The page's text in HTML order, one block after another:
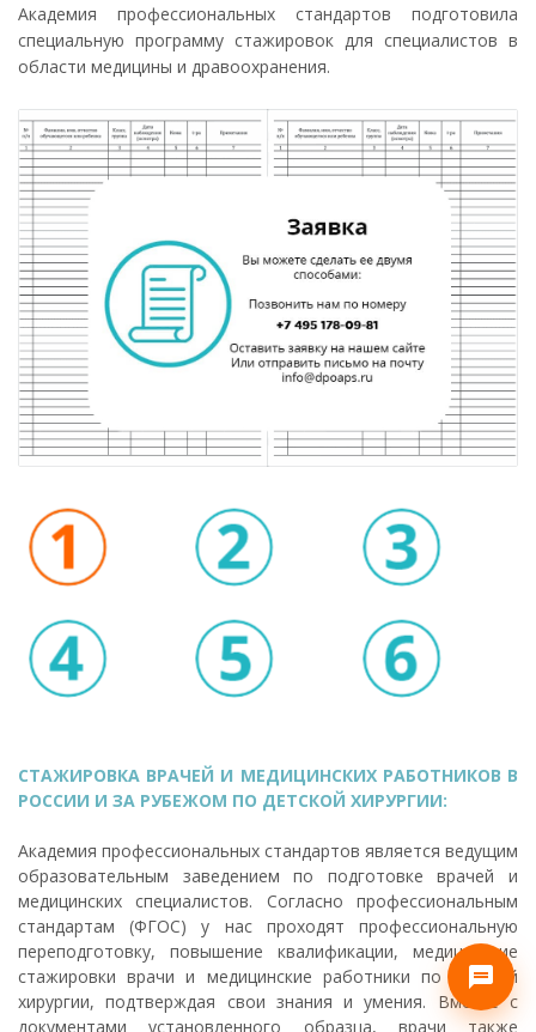
Академия профессиональных стандартов подготовила
специальную программу стажировок для специалистов в
области медицины и дравоохранения.
СТАЖИРОВКА ВРАЧЕЙ И МЕДИЦИНСКИХ РАБОТНИКОВ В
РОССИИ И ЗА РУБЕЖОМ ПО ДЕТСКОЙ ХИРУРГИИ:
Академия профессиональных стандартов является ведущим
образовательным заведением по подготовке врачей и
медицинских специалистов. Согласно профессиональным
стандартам (ФГОС) у нас проходят профессиональную
переподготовку, повышение квалификации, медицинские
стажировки врачи и медицинские работники по детской
хирургии, подтверждая свои знания и умения. Вместе с
документами установленного образца, врачи также